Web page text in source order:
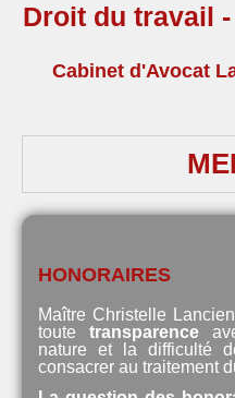
Droit du travail
Cabinet d'Avocat
HONORAIRES
Maître Christelle
toute transparence
nature et la difficulté
consacrer au traitement